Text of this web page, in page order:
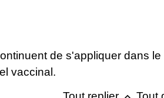
de s'appliquer dans le
vaccinal.